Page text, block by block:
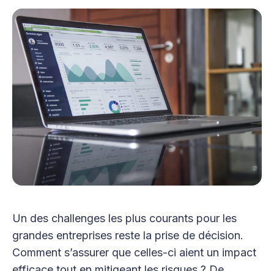
Un des challenges les plus courants pour les
grandes entreprises reste la prise de décision.
Comment s’assurer que celles-ci aient un impact